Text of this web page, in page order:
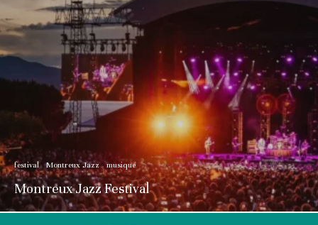
festival Montreux Jazz musique
Montreux Jazz Festival